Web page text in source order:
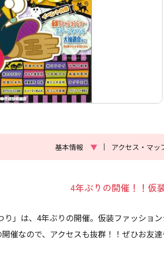
基本情報 ▼ アクセス・マッ
4年ぶりの開催！！仮
り」は、4年ぶりの開催。仮装ファッシ
催なので、アクセスも抜群！！ぜひお友